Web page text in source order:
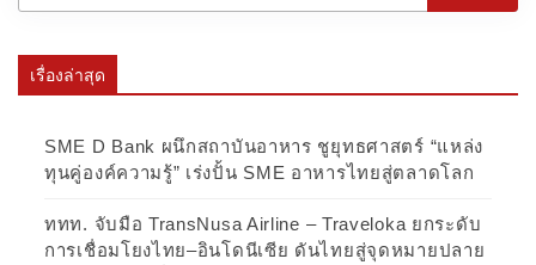
เรื่องล่าสุด
SME D Bank ผนึกสถาบันอาหาร ชูยุทธศาสตร์ “แหล่ง
ทุนคู่องค์ความรู้” เร่งปั้น SME อาหารไทยสู่ตลาดโลก
ททท. จับมือ TransNusa Airline – Traveloka ยกระดับ
การเชื่อมโยงไทย–อินโดนีเซีย ดันไทยสู่จุดหมายปลาย